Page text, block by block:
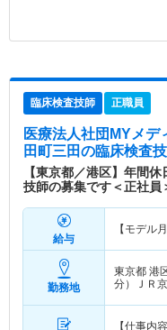
臨床検査技師 正職員
医療法人社団MYメデ
田町三田の臨床検査
【東京都／港区】年間
技師の募集です＜正社員
給与
【モデル
勤務地
東京都 港
分）ＪＲ
【仕事内